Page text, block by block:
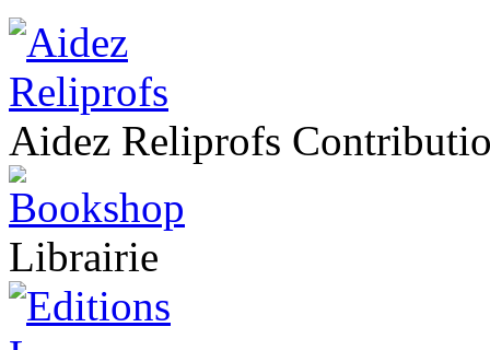
Aidez Reliprofs
Librairie